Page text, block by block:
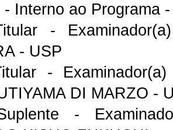
- Interno ao Programa
-
- USP
-
DI MARZO -
-